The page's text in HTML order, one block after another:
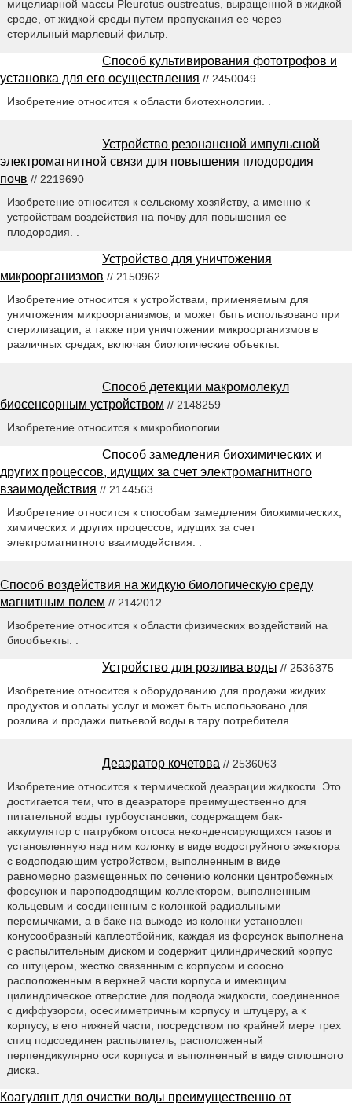
мицелиарной массы Pleurotus oustreatus, выращенной в жидкой
среде, от жидкой среды путем пропускания ее через
стерильный марлевый фильтр.
Способ культивирования фототрофов и
установка для его осуществления // 2450049
Изобретение относится к области биотехнологии. .
Устройство резонансной импульсной
электромагнитной связи для повышения плодородия
почв // 2219690
Изобретение относится к сельскому хозяйству, а именно к
устройствам воздействия на почву для повышения ее
плодородия. .
Устройство для уничтожения
микроорганизмов // 2150962
Изобретение относится к устройствам, применяемым для
уничтожения микроорганизмов, и может быть использовано при
стерилизации, а также при уничтожении микроорганизмов в
различных средах, включая биологические объекты.
Способ детекции макромолекул
биосенсорным устройством // 2148259
Изобретение относится к микробиологии. .
Способ замедления биохимических и
других процессов, идущих за счет электромагнитного
взаимодействия // 2144563
Изобретение относится к способам замедления биохимических,
химических и других процессов, идущих за счет
электромагнитного взаимодействия. .
Способ воздействия на жидкую биологическую среду
магнитным полем // 2142012
Изобретение относится к области физических воздействий на
биообъекты. .
Устройство для розлива воды // 2536375
Изобретение относится к оборудованию для продажи жидких
продуктов и оплаты услуг и может быть использовано для
розлива и продажи питьевой воды в тару потребителя.
Деаэратор кочетова // 2536063
Изобретение относится к термической деаэрации жидкости. Это
достигается тем, что в деаэраторе преимущественно для
питательной воды турбоустановки, содержащем бак-
аккумулятор с патрубком отсоса неконденсирующихся газов и
установленную над ним колонку в виде водоструйного эжектора
с водоподающим устройством, выполненным в виде
равномерно размещенных по сечению колонки центробежных
форсунок и пароподводящим коллектором, выполненным
кольцевым и соединенным с колонкой радиальными
перемычками, а в баке на выходе из колонки установлен
конусообразный каплеотбойник, каждая из форсунок выполнена
с распылительным диском и содержит цилиндрический корпус
со штуцером, жестко связанным с корпусом и соосно
расположенным в верхней части корпуса и имеющим
цилиндрическое отверстие для подвода жидкости, соединенное
с диффузором, осесимметричным корпусу и штуцеру, а к
корпусу, в его нижней части, посредством по крайней мере трех
спиц подсоединен распылитель, расположенный
перпендикулярно оси корпуса и выполненный в виде сплошного
диска.
Коагулянт для очистки воды преимущественно от